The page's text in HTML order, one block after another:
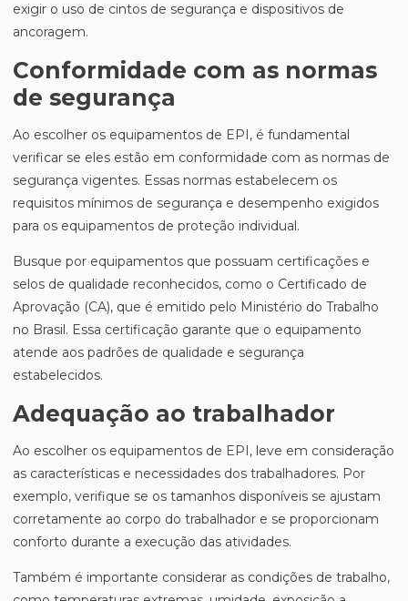
exigir o uso de cintos de segurança e dispositivos de
ancoragem.
Conformidade com as normas
de segurança
Ao escolher os equipamentos de EPI, é fundamental
verificar se eles estão em conformidade com as normas de
segurança vigentes. Essas normas estabelecem os
requisitos mínimos de segurança e desempenho exigidos
para os equipamentos de proteção individual.
Busque por equipamentos que possuam certificações e
selos de qualidade reconhecidos, como o Certificado de
Aprovação (CA), que é emitido pelo Ministério do Trabalho
no Brasil. Essa certificação garante que o equipamento
atende aos padrões de qualidade e segurança
estabelecidos.
Adequação ao trabalhador
Ao escolher os equipamentos de EPI, leve em consideração
as características e necessidades dos trabalhadores. Por
exemplo, verifique se os tamanhos disponíveis se ajustam
corretamente ao corpo do trabalhador e se proporcionam
conforto durante a execução das atividades.
Também é importante considerar as condições de trabalho,